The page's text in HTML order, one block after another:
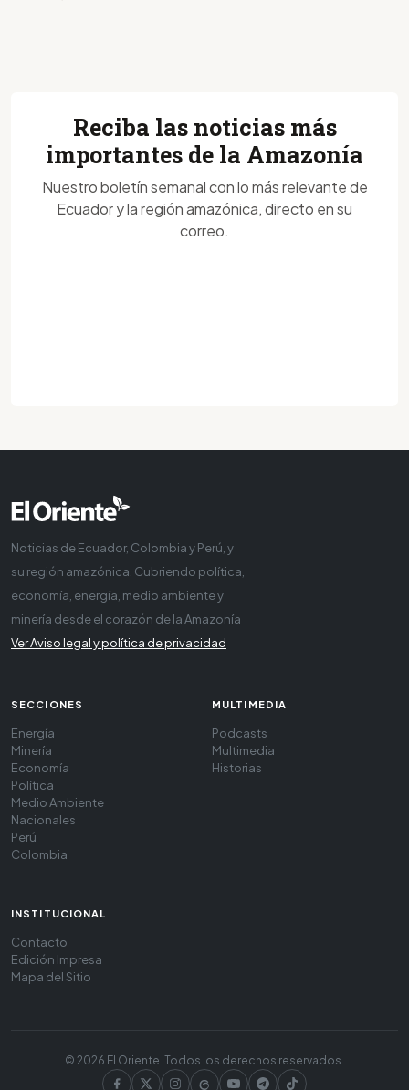
Reciba las noticias más
importantes de la Amazonía
Nuestro boletín semanal con lo más relevante de
Ecuador y la región amazónica, directo en su
correo.
Noticias de Ecuador, Colombia y Perú, y
su región amazónica. Cubriendo política,
economía, energía, medio ambiente y
minería desde el corazón de la Amazonía
Ver Aviso legal y política de privacidad
SECCIONES
Energía
Minería
Economía
Política
Medio Ambiente
Nacionales
Perú
Colombia
MULTIMEDIA
Podcasts
Multimedia
Historias
INSTITUCIONAL
Contacto
Edición Impresa
Mapa del Sitio
© 2026 El Oriente. Todos los derechos reservados.